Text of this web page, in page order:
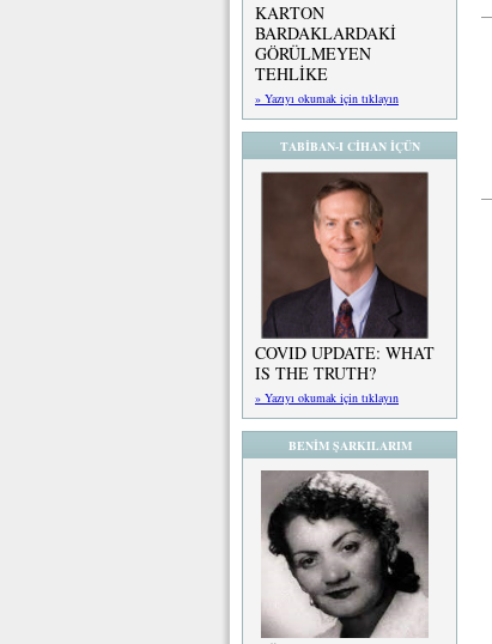
KARTON
BARDAKLARDAKİ
GÖRÜLMEYEN
TEHLİKE
» Yazıyı okumak için tıklayın
TABİBAN-I CİHAN İÇÜN
COVID UPDATE: WHAT
IS THE TRUTH?
» Yazıyı okumak için tıklayın
BENİM ŞARKILARIM